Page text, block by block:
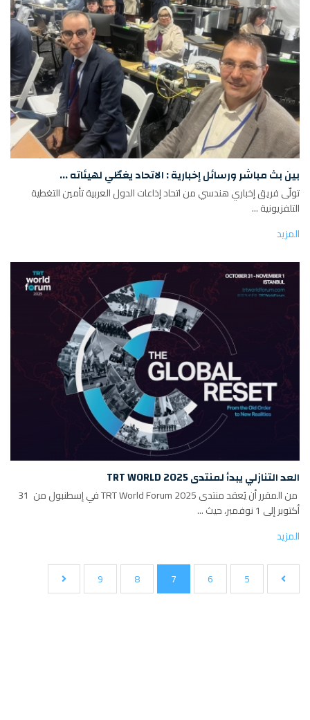
بين بث مباشر ورسائل إخبارية : الاتحاد يغطّي لهيئاته ...
تولّى فريق إخباري هندسي من اتحاد إذاعات الدول العربية تأمين التغطية
التلفزيونية ...
المزيد
العد التنازلي يبدأ لمنتدى TRT WORLD 2025
من المقرر أن يُعقد منتدى TRT World Forum 2025 في إسطنبول من 31
أكتوبر إلى 1 نوفمبر، حيث ...
المزيد
5
6
7
8
9